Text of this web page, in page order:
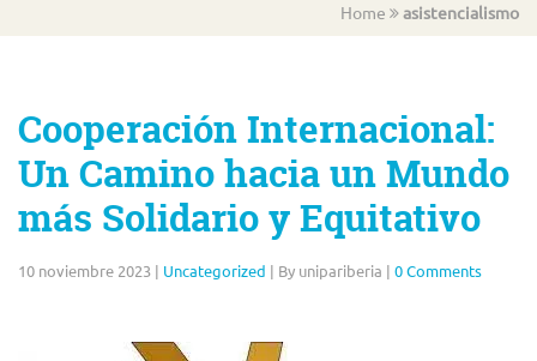
Home asistencialismo
Cooperación Internacional:
Un Camino hacia un Mundo
más Solidario y Equitativo
10 noviembre 2023 | Uncategorized | By unipariberia | 0 Comments